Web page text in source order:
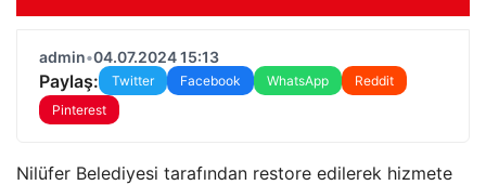
admin•04.07.2024 15:13
Paylaş: Twitter Facebook WhatsApp
Reddit
Pinterest
Nilüfer Belediyesi tarafından restore edilerek hizmete